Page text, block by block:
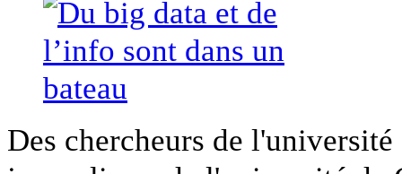
Des chercheurs de